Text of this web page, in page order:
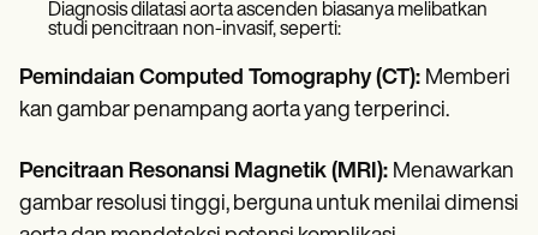
Diagnosis dilatasi aorta ascenden biasanya melibatkan
studi pencitraan non-invasif, seperti:
Pemindaian Computed Tomography (CT): Memberi
kan gambar penampang aorta yang terperinci.
Pencitraan Resonansi Magnetik (MRI): Menawarkan
gambar resolusi tinggi, berguna untuk menilai dimensi